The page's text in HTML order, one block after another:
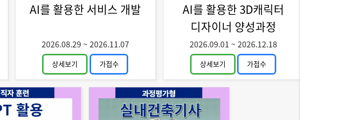
디자인
AI를 활용한 서비스 개발
2026.08.29 ~ 2026.11.07
상세보기 가접수
디자인
AI를 활용한 3D캐릭터
디자이너 양성과정
2026.09.01 ~ 2026.12.18
상세보기 가접수